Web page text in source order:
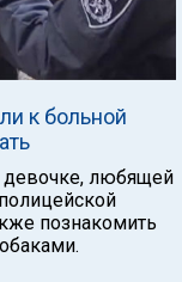
к больной
любящей
познакомить